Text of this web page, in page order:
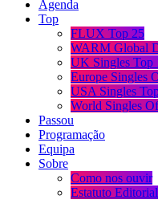
Agenda
Top
FLUX Top 25
WARM Global
UK Singles Top
Europe Singles
USA Singles
World Singles
Passou
Programação
Equipa
Sobre
Como nos ouvir
Estatuto Editorial